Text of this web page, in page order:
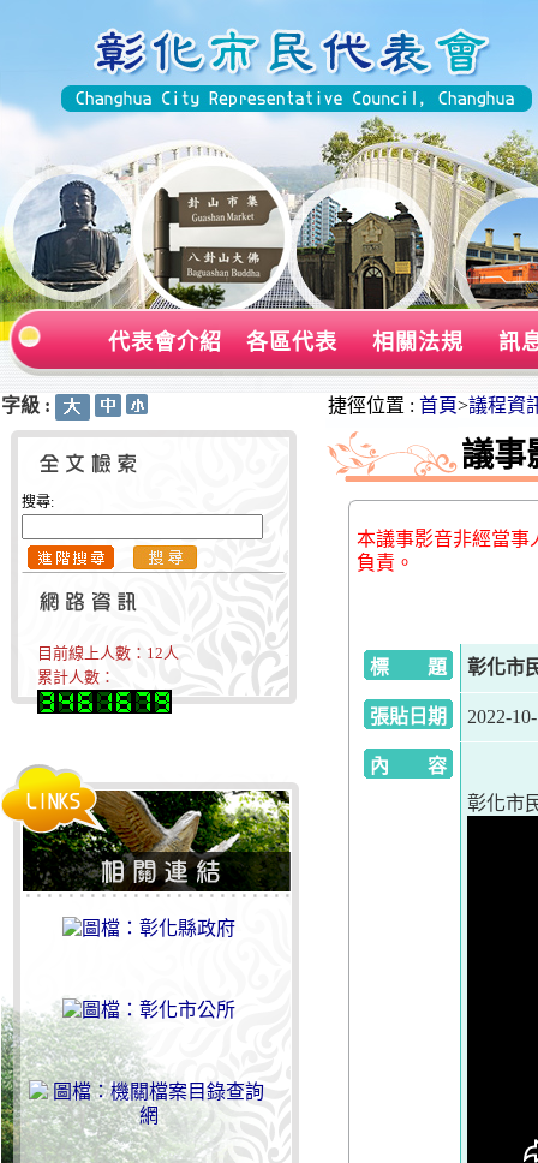
代表會介紹 各區代表 相關法規 訊
字級 :
搜尋:
目前線上人數： 12人
累計人數：
捷徑位置 : 首頁>議程資
議事
本議事影音非經當事
負責。
標 題 彰化市
張貼日期 2022-
內 容
彰化市